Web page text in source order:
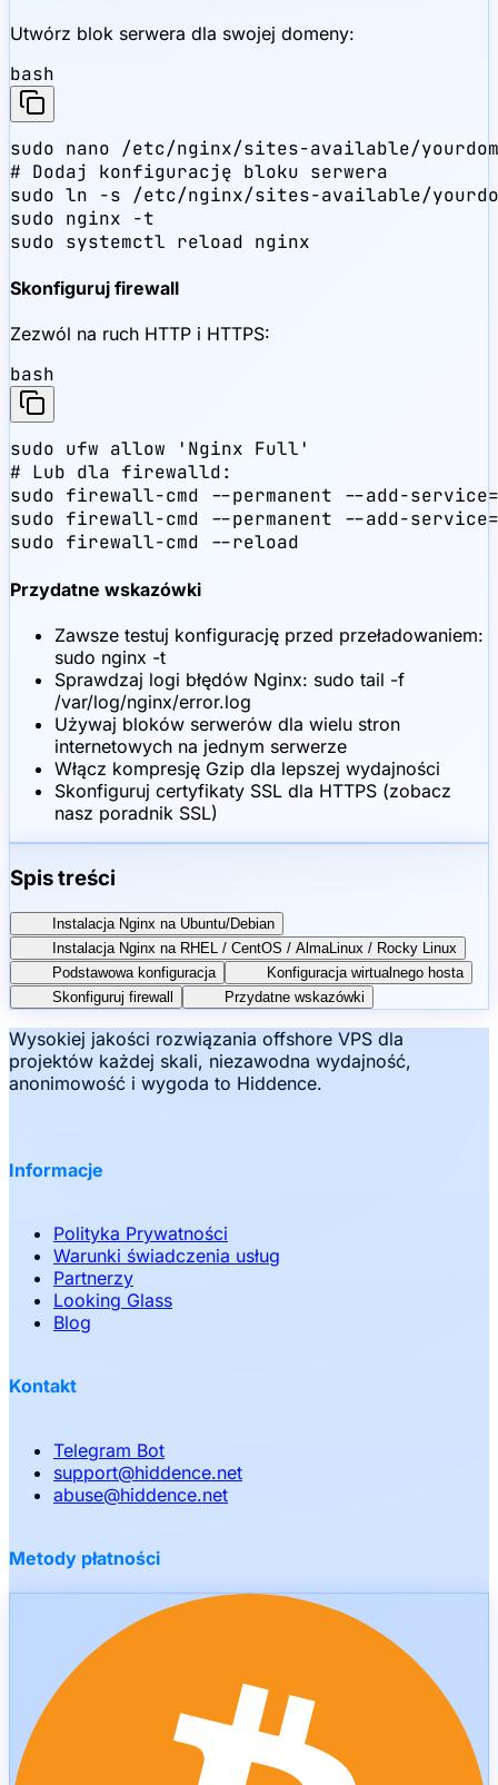
Utwórz blok serwera dla swojej domeny:
bash
sudo nano /etc/nginx/sites-available/
# Dodaj konfigurację bloku serwera
sudo ln -s /etc/nginx/sites-available/
sudo nginx -t
sudo systemctl reload nginx
Skonfiguruj firewall
Zezwól na ruch HTTP i HTTPS:
bash
sudo ufw allow 'Nginx Full'
# Lub dla firewalld:
sudo firewall-cmd --permanent --add-
sudo firewall-cmd --permanent --add-
sudo firewall-cmd --reload
Przydatne wskazówki
Zawsze testuj konfigurację przed przeładowaniem:
sudo nginx -t
Sprawdzaj logi błędów Nginx: sudo tail -f
/var/log/nginx/error.log
Używaj bloków serwerów dla wielu stron
internetowych na jednym serwerze
Włącz kompresję Gzip dla lepszej wydajności
Skonfiguruj certyfikaty SSL dla HTTPS (zobacz
nasz poradnik SSL)
Spis treści
Instalacja Nginx na Ubuntu/Debian
Instalacja Nginx na RHEL / CentOS / AlmaLinux / Rocky Linux
Podstawowa konfiguracja
Konfiguracja wirtualnego hosta
Skonfiguruj firewall
Przydatne wskazówki
Wysokiej jakości rozwiązania offshore VPS dla
projektów każdej skali, niezawodna wydajność,
anonimowość i wygoda to Hiddence.
Informacje
Polityka Prywatności
Warunki świadczenia usług
Partnerzy
Looking Glass
Blog
Kontakt
Telegram Bot
support@hiddence.net
abuse@hiddence.net
Metody płatności